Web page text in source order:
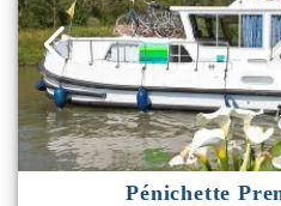
Pénichette